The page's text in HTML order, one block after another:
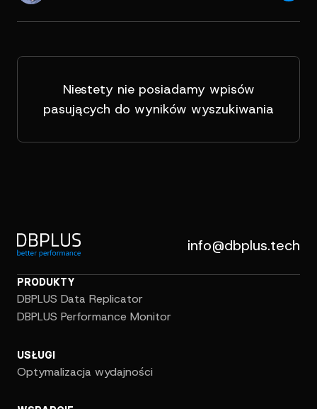
Niestety nie posiadamy wpisów
pasujących do wyników wyszukiwania
info@dbplus.tech
PRODUKTY
DBPLUS Data Replicator
DBPLUS Performance Monitor
USŁUGI
Optymalizacja wydajności